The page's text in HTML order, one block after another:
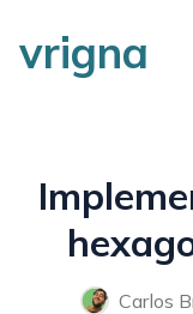
vrigna
Carlos